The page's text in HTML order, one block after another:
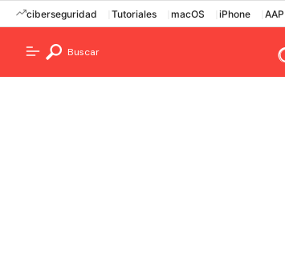
ciberseguridad Tutoriales macOS iPhone
Buscar